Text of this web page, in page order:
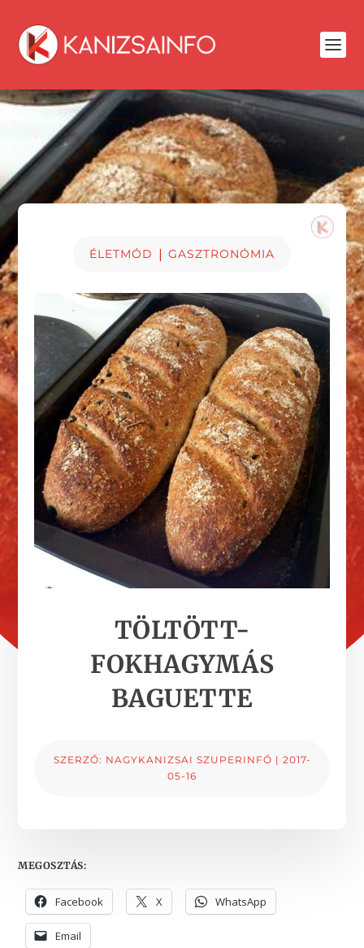
ÉLETMÓD | GASZTRONÓMIA
TÖLTÖTT-
FOKHAGYMÁS
BAGUETTE
SZERZŐ: NAGYKANIZSAI SZUPERINFÓ | 2017-
05-16
MEGOSZTÁS:
Facebook X WhatsApp
Email